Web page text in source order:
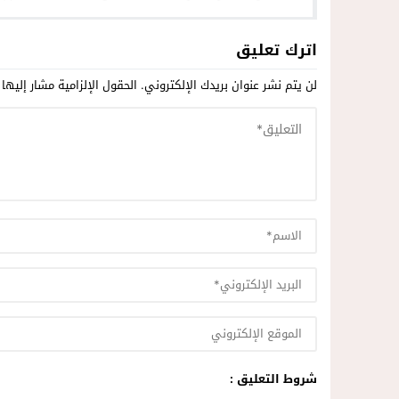
اترك تعليق
لن يتم نشر عنوان بريدك الإلكتروني. الحقول الإلزامية مشار إليها
شروط التعليق :